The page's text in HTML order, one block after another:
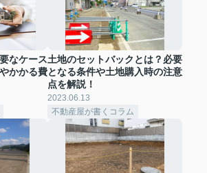
なケース
かかる費
土地のセットバックとは？必要
となる条件や土地購入時の注意
点を解説！
2023.06.13
不動産屋が書くコラム